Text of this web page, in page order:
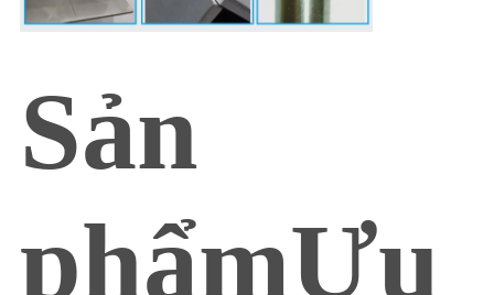
Sản
phẩmƯu